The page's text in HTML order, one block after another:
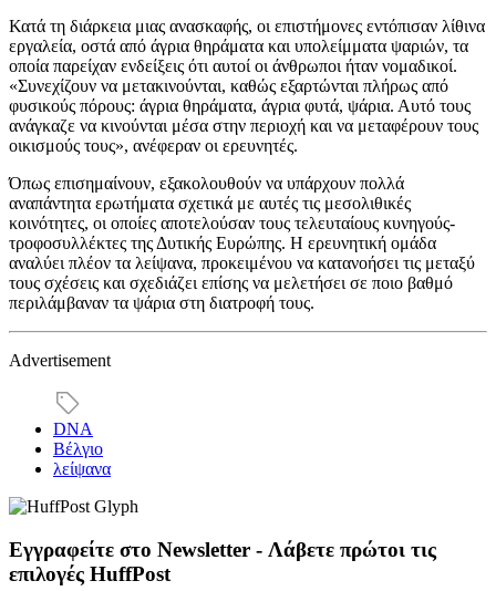
Κατά τη διάρκεια μιας ανασκαφής, οι επιστήμονες εντόπισαν λίθινα
εργαλεία, οστά από άγρια θηράματα και υπολείμματα ψαριών, τα
οποία παρείχαν ενδείξεις ότι αυτοί οι άνθρωποι ήταν νομαδικοί.
«Συνεχίζουν να μετακινούνται, καθώς εξαρτώνται πλήρως από
φυσικούς πόρους: άγρια θηράματα, άγρια φυτά, ψάρια. Αυτό τους
ανάγκαζε να κινούνται μέσα στην περιοχή και να μεταφέρουν τους
οικισμούς τους», ανέφεραν οι ερευνητές.
Όπως επισημαίνουν, εξακολουθούν να υπάρχουν πολλά
αναπάντητα ερωτήματα σχετικά με αυτές τις μεσολιθικές
κοινότητες, οι οποίες αποτελούσαν τους τελευταίους κυνηγούς-
τροφοσυλλέκτες της Δυτικής Ευρώπης. Η ερευνητική ομάδα
αναλύει πλέον τα λείψανα, προκειμένου να κατανοήσει τις μεταξύ
τους σχέσεις και σχεδιάζει επίσης να μελετήσει σε ποιο βαθμό
περιλάμβαναν τα ψάρια στη διατροφή τους.
Advertisement
DNA
Βέλγιο
λείψανα
Εγγραφείτε στο Newsletter - Λάβετε πρώτοι τις
επιλογές HuffPost